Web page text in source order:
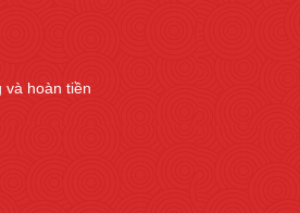
và hoàn tiền